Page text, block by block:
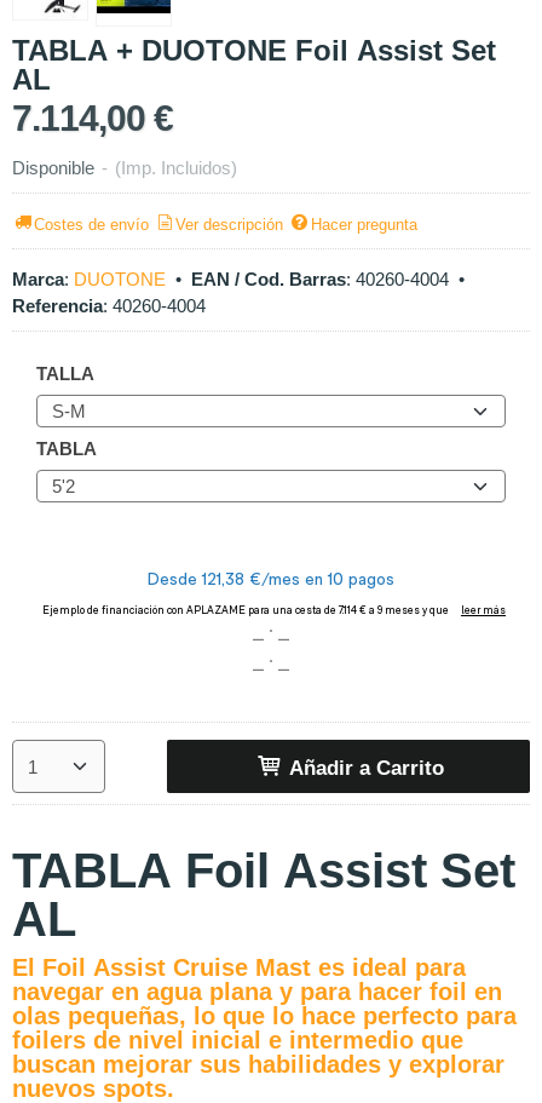
TABLA + DUOTONE Foil Assist Set
AL
7.114,00 €
Disponible - (Imp. Incluidos)
Costes de envío Ver descripción Hacer pregunta
Marca: DUOTONE • EAN / Cod. Barras: 40260-4004 •
Referencia: 40260-4004
TALLA
TABLA
Añadir a Carrito
TABLA Foil Assist Set
AL
El Foil Assist Cruise Mast es ideal para
navegar en agua plana y para hacer foil en
olas pequeñas, lo que lo hace perfecto para
foilers de nivel inicial e intermedio que
buscan mejorar sus habilidades y explorar
nuevos spots.